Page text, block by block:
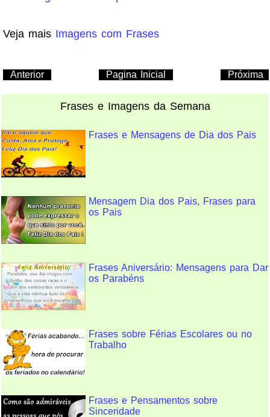
Veja mais Imagens com Frases
Anterior Próxima
Pagina Inicial
Frases e Imagens da Semana
Frases e Mensagens de Dia dos Pais
Mensagem Dia dos Pais, Frases para
os Pais
Frases Aniversário: Mensagens para Dar
os Parabéns
Frases sobre Férias Escolares ou no
Trabalho
Frases e Pensamentos sobre
Sinceridade